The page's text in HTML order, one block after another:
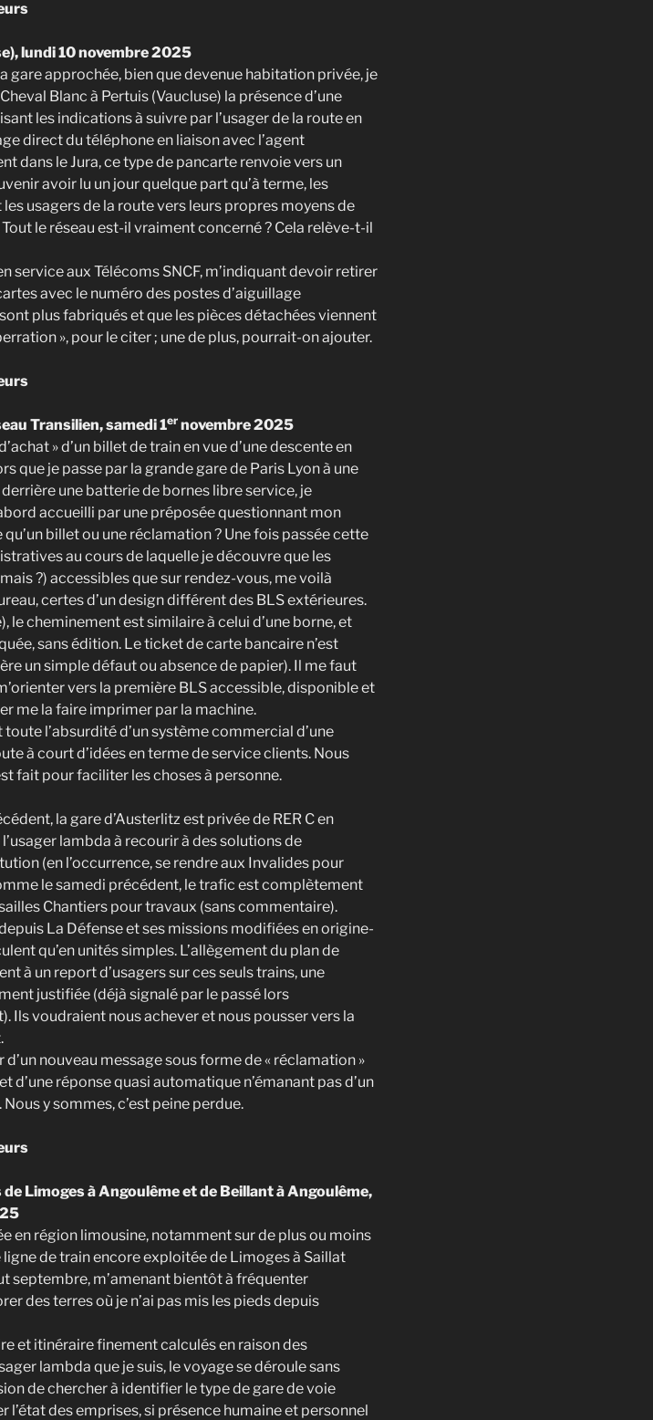
lundi 10 novembre 2025
gare approchée, bien que devenue habitation privée, je
Blanc à Pertuis (Vaucluse) la présence d’une
les indications à suivre par l’usager de la route en
direct du téléphone en liaison avec l’agent
dans le Jura, ce type de pancarte renvoie vers un
avoir lu un jour quelque part qu’à terme, les
usagers de la route vers leurs propres moyens de
le réseau est-il vraiment concerné ? Cela relève-t-il
service aux Télécoms SNCF, m’indiquant devoir retirer
avec le numéro des postes d’aiguillage
plus fabriqués et que les pièces détachées viennent
», pour le citer ; une de plus, pourrait-on ajouter.
Transilien, samedi 1er novembre 2025
» d’un billet de train en vue d’une descente en
que je passe par la grande gare de Paris Lyon à une
une batterie de bornes libre service, je
accueilli par une préposée questionnant mon
billet ou une réclamation ? Une fois passée cette
au cours de laquelle je découvre que les
?) accessibles que sur rendez-vous, me voilà
certes d’un design différent des BLS extérieures.
le cheminement est similaire à celui d’une borne, et
sans édition. Le ticket de carte bancaire n’est
un simple défaut ou absence de papier). Il me faut
vers la première BLS accessible, disponible et
me la faire imprimer par la machine.
l’absurdité d’un système commercial d’une
à court d’idées en terme de service clients. Nous
fait pour faciliter les choses à personne.
la gare d’Austerlitz est privée de RER C en
lambda à recourir à des solutions de
(en l’occurrence, se rendre aux Invalides pour
le samedi précédent, le trafic est complètement
Chantiers pour travaux (sans commentaire).
La Défense et ses missions modifiées en origine-
qu’en unités simples. L’allègement du plan de
à un report d’usagers sur ces seuls trains, une
justifiée (déjà signalé par le passé lors
Ils voudraient nous achever et nous pousser vers la
nouveau message sous forme de « réclamation »
d’une réponse quasi automatique n’émanant pas d’un
y sommes, c’est peine perdue.
Limoges à Angoulême et de Beillant à Angoulême,
en région limousine, notamment sur de plus ou moins
de train encore exploitée de Limoges à Saillat
septembre, m’amenant bientôt à fréquenter
des terres où je n’ai pas mis les pieds depuis
et itinéraire finement calculés en raison des
lambda que je suis, le voyage se déroule sans
de chercher à identifier le type de gare de voie
des emprises, si présence humaine et personnel